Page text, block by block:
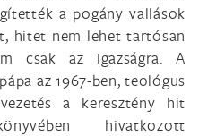
a pogány vallások
hitet nem lehet tartósan
csak az igazságra. A
az 1967-ben, teológus
a keresztény hit
hivatkozott